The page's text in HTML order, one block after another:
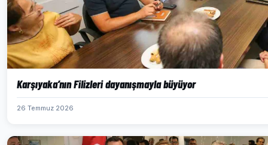
Karşıyaka’nın Filizleri dayanışmayla büyüyor
26 Temmuz 2026